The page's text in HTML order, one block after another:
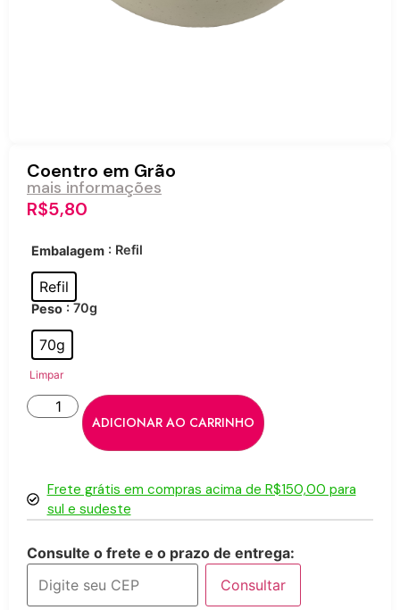
Coentro em Grão
mais informações
R$5,80
Embalagem : Refil
Refil
Peso : 70g
70g
Limpar
ADICIONAR AO CARRINHO
Frete grátis em compras acima de R$150,00 para
sul e sudeste
Consulte o frete e o prazo de entrega:
Consultar